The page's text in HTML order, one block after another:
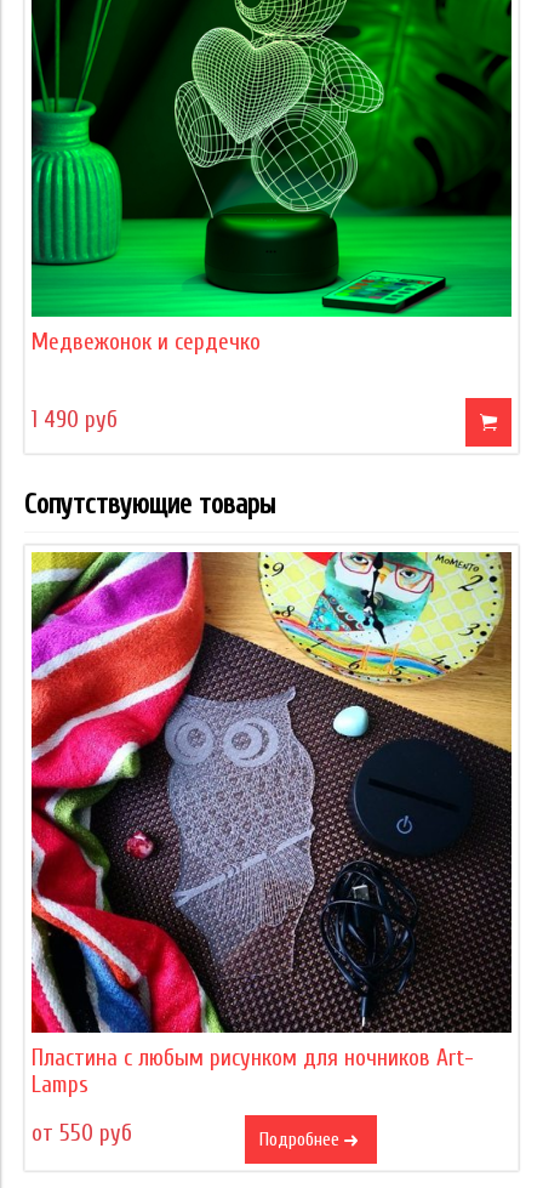
Медвежонок и сердечко
1 490 руб
Сопутствующие товары
Пластина с любым рисунком для ночников Art-
Lamps
от 550 руб
Подробнее